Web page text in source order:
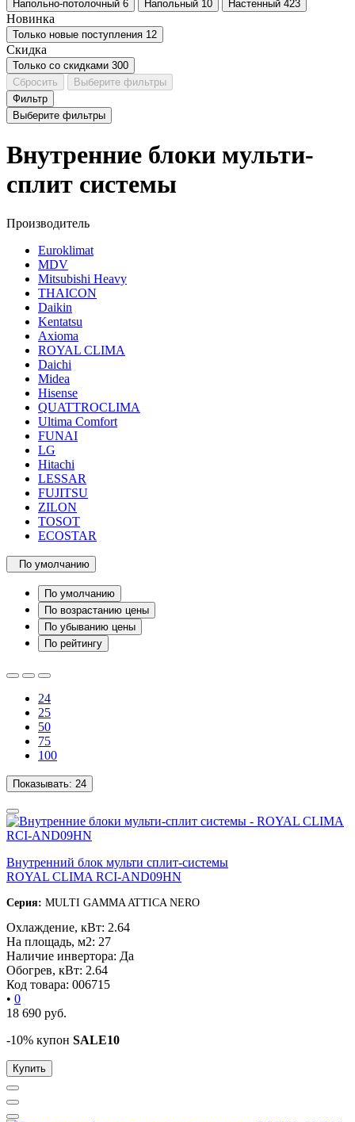
Напольно-потолочный 6 Напольный 10 Настенный 423
Новинка
Только новые поступления 12
Скидка
Только со cкидками 300
Сбросить
Выберите фильтры
Фильтр
Выберите фильтры
Внутренние блоки мульти-
сплит системы
Производитель
Euroklimat
MDV
Mitsubishi Heavy
THAICON
Daikin
Kentatsu
Axioma
ROYAL CLIMA
Daichi
Midea
Hisense
QUATTROCLIMA
Ultima Comfort
FUNAI
LG
Hitachi
LESSAR
FUJITSU
ZILON
TOSOT
ECOSTAR
По умолчанию
По умолчанию
По возрастанию цены
По убыванию цены
По рейтингу
24
25
50
75
100
Показывать: 24
Внутренний блок мульти сплит-системы
ROYAL CLIMA RCI-AND09HN
Серия: MULTI GAMMA ATTICA NERO
Охлаждение, кВт: 2.64
На площадь, м2: 27
Наличие инвертора: Да
Обогрев, кВт: 2.64
Код товара: 006715
• 0
18 690 руб.
-10% купон SALE10
Купить